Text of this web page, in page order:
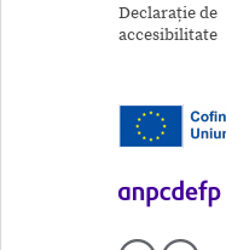
Declarație de
accesibilitate